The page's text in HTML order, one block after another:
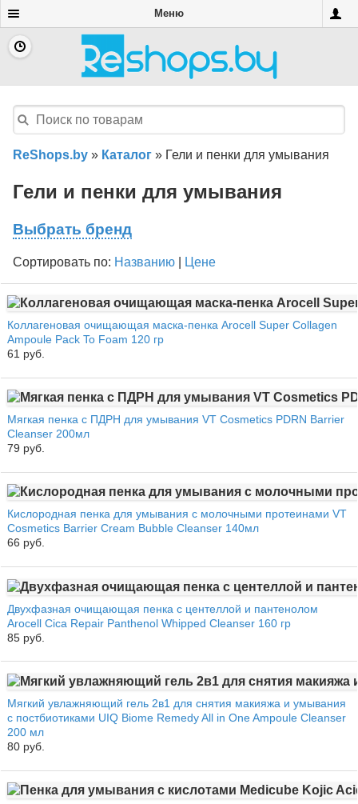
Меню
ReShops.by » Каталог » Гели и пенки для умывания
Гели и пенки для умывания
Выбрать бренд
Сортировать по: Названию Цене
Коллагеновая очищающая маска-пенка Arocell Super Collagen
Ampoule Pack To Foam 120 гр
61 руб.
Мягкая пенка с ПДРН для умывания VT Cosmetics PDRN Barrier
Cleanser 200мл
79 руб.
Кислородная пенка для умывания с молочными протеинами VT
Cosmetics Barrier Cream Bubble Cleanser 140мл
66 руб.
Двухфазная очищающая пенка с центеллой и пантенолом
Arocell Cica Repair Panthenol Whipped Cleanser 160 гр
85 руб.
Мягкий увлажняющий гель 2в1 для снятия макияжа и умывания
с постбиотиками UIQ Biome Remedy All in One Ampoule Cleanser
200 мл
80 руб.